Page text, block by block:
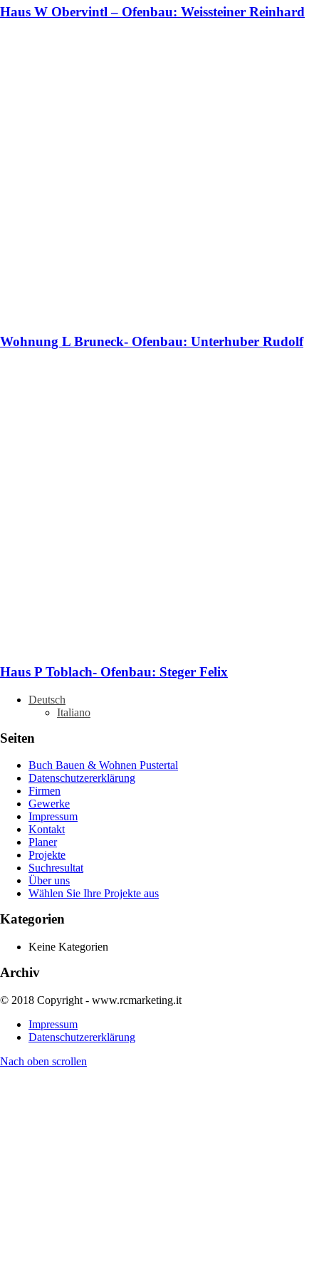
Haus W Obervintl – Ofenbau: Weissteiner Reinhard
Wohnung L Bruneck- Ofenbau: Unterhuber Rudolf
Haus P Toblach- Ofenbau: Steger Felix
Deutsch
Italiano
Seiten
Buch Bauen & Wohnen Pustertal
Datenschutzererklärung
Firmen
Gewerke
Impressum
Kontakt
Planer
Projekte
Suchresultat
Über uns
Wählen Sie Ihre Projekte aus
Kategorien
Keine Kategorien
Archiv
© 2018 Copyright - www.rcmarketing.it
Impressum
Datenschutzererklärung
Nach oben scrollen